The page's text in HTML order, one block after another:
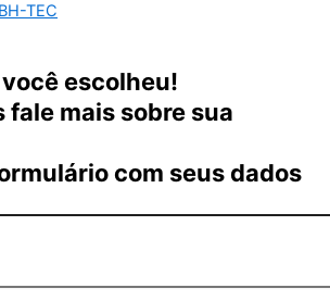
TEC
escolheu!
fale mais sobre sua
com seus dados